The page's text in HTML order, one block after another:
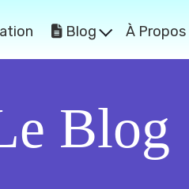
Blog À Propos
Blog